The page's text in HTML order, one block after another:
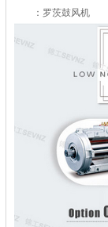
：罗茨鼓风机